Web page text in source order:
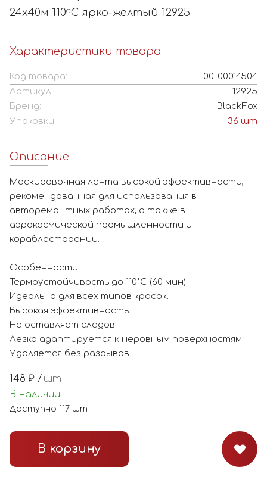
24х40м 110ᴼС ярко-желтый 12925
Характеристики товара
Код товара:
00-00014504
Артикул:
12925
Бренд:
BlackFox
Упаковки:
36 шт
Описание
Маскировочная лента высокой эффективности,
рекомендованная для использования в
авторемонтных работах, а также в
аэрокосмической промышленности и
кораблестроении.
Особенности:
Термоустойчивость до 110˚С (60 мин).
Идеальна для всех типов красок.
Высокая эффективность.
Не оставляет следов.
Легко адаптируется к неровным поверхностям.
Удаляется без разрывов.
148 ₽ / шт
В наличии
Доступно 117 шт
В корзину